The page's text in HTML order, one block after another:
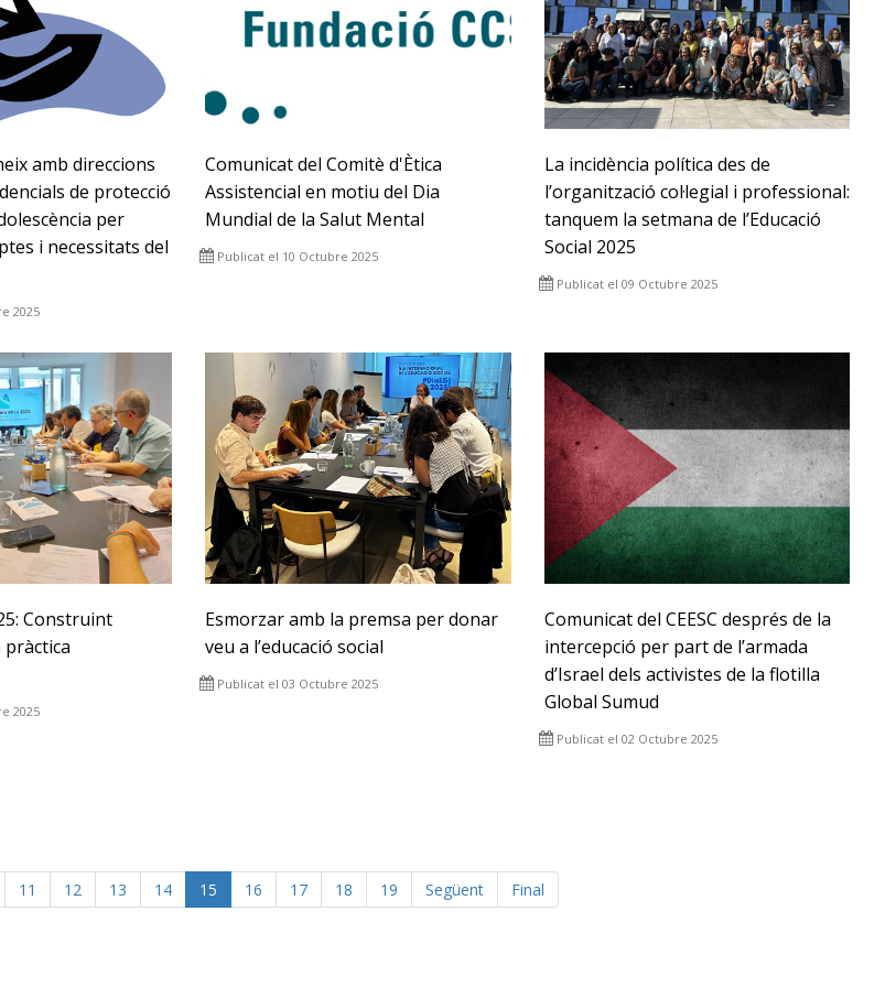
amb direccions
de protecció
per
i necessitats del
2025
Comunicat del Comitè d'Ètica
Assistencial en motiu del Dia
Mundial de la Salut Mental
Publicat el 10 Octubre 2025
La incidència política des de
l’organització col·legial i professional:
tanquem la setmana de l’Educació
Social 2025
Publicat el 09 Octubre 2025
Construint
2025
Esmorzar amb la premsa per donar
veu a l’educació social
Publicat el 03 Octubre 2025
Comunicat del CEESC després de la
intercepció per part de l’armada
d’Israel dels activistes de la flotilla
Global Sumud
Publicat el 02 Octubre 2025
11 12 13 14 15 16 17 18 19 Següent Final